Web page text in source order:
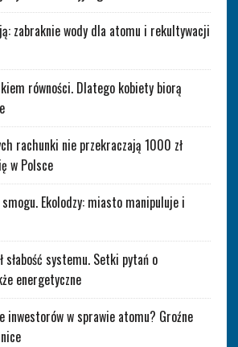
zabraknie wody dla atomu i rekultywacji
równości. Dlatego kobiety biorą
rachunki nie przekraczają 1000 zł
w Polsce
Ekolodzy: miasto manipuluje i
słabość systemu. Setki pytań o
energetyczne
inwestorów w sprawie atomu? Groźne